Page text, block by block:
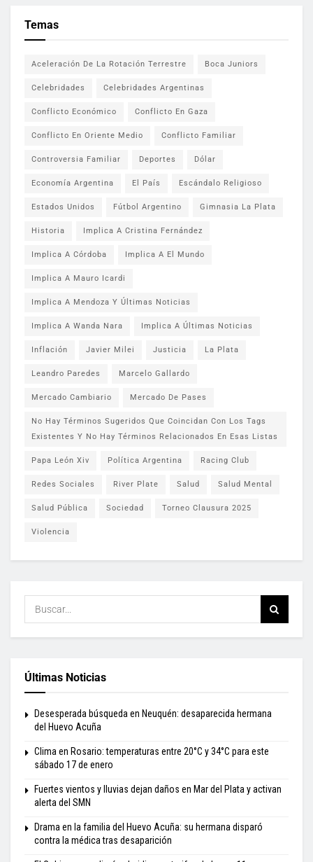
Temas
Aceleración De La Rotación Terrestre Boca Juniors
Celebridades Celebridades Argentinas
Conflicto Económico Conflicto En Gaza
Conflicto En Oriente Medio Conflicto Familiar
Controversia Familiar Deportes Dólar
Economía Argentina El País Escándalo Religioso
Estados Unidos Fútbol Argentino Gimnasia La Plata
Historia Implica A Cristina Fernández
Implica A Córdoba Implica A El Mundo
Implica A Mauro Icardi
Implica A Mendoza Y Últimas Noticias
Implica A Wanda Nara Implica A Últimas Noticias
Inflación Javier Milei Justicia La Plata
Leandro Paredes Marcelo Gallardo
Mercado Cambiario Mercado De Pases
No Hay Términos Sugeridos Que Coincidan Con Los Tags
Existentes Y No Hay Términos Relacionados En Esas Listas
Papa León Xiv Política Argentina Racing Club
Redes Sociales River Plate Salud Salud Mental
Salud Pública Sociedad Torneo Clausura 2025
Violencia
Últimas Noticias
Desesperada búsqueda en Neuquén: desaparecida hermana
del Huevo Acuña
Clima en Rosario: temperaturas entre 20°C y 34°C para este
sábado 17 de enero
Fuertes vientos y lluvias dejan daños en Mar del Plata y activan
alerta del SMN
Drama en la familia del Huevo Acuña: su hermana disparó
contra la médica tras desaparición